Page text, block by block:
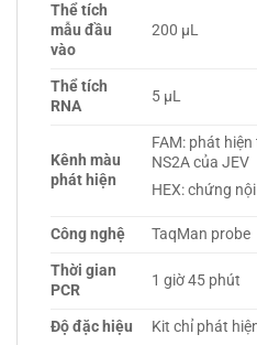
Thể tích
mẫu đầu
vào
200 µL
Thể tích
RNA
5 µL
Kênh màu
phát hiện
FAM: phát
NS2A của JEV
HEX: chứng nội
Công nghệ
TaqMan probe
Thời gian
PCR
1 giờ 45 phút
Độ đặc hiệu Kit chỉ phát